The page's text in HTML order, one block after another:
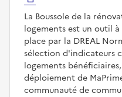
La Boussole de la
logements est un outil
place par la DREAL
sélection d'indicateurs
logements
déploiement de
communauté de